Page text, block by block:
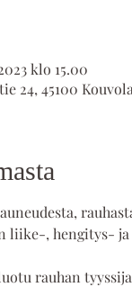
klo 15.00
24, 45100
liike-, hengitys-
rauhan